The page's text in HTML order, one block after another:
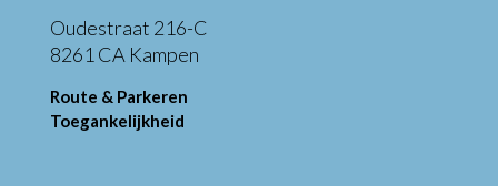
Oudestraat 216-C
8261 CA Kampen
Route & Parkeren
Toegankelijkheid